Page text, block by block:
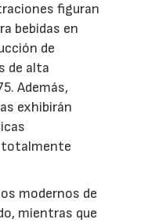
figuran
bebidas en
de
de alta
Además,
exhibirán
totalmente
modernos de
mientras que